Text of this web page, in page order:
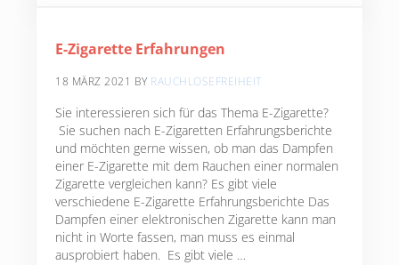
E-Zigarette Erfahrungen
18 MÄRZ 2021 BY RAUCHLOSEFREIHEIT
Sie interessieren sich für das Thema E-Zigarette?
Sie suchen nach E-Zigaretten Erfahrungsberichte
und möchten gerne wissen, ob man das Dampfen
einer E-Zigarette mit dem Rauchen einer normalen
Zigarette vergleichen kann? Es gibt viele
verschiedene E-Zigarette Erfahrungsberichte Das
Dampfen einer elektronischen Zigarette kann man
nicht in Worte fassen, man muss es einmal
ausprobiert haben. Es gibt viele …